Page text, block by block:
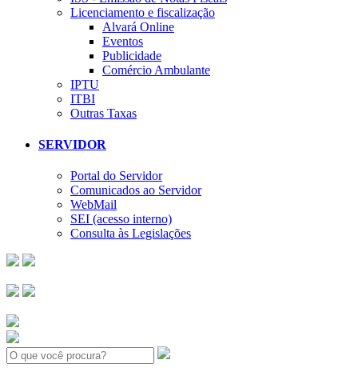
Licenciamento e fiscalização
Alvará Online
Eventos
Publicidade
Comércio Ambulante
IPTU
ITBI
Outras Taxas
SERVIDOR
Portal do Servidor
Comunicados ao Servidor
WebMail
SEI (acesso interno)
Consulta às Legislações
Search: